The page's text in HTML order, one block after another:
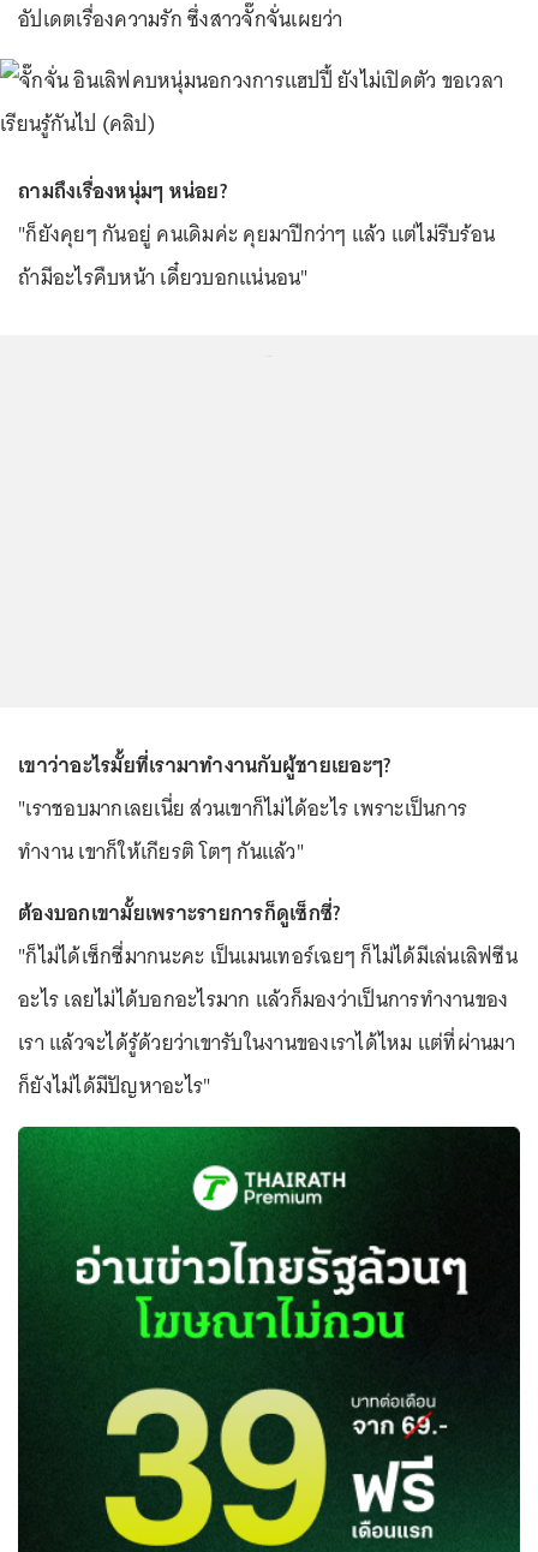
อัปเดตเรื่องความรัก ซึ่งสาวจั๊กจั่นเผยว่า
ถามถึงเรื่องหนุ่มๆ หน่อย?
"ก็ยังคุยๆ กันอยู่ คนเดิมค่ะ คุยมาปีกว่าๆ แล้ว แต่ไม่รีบร้อน
ถ้ามีอะไรคืบหน้า เดี๋ยวบอกแน่นอน"
เขาว่าอะไรมั้ยที่เรามาทำงานกับผู้ชายเยอะๆ?
"เราชอบมากเลยเนี่ย ส่วนเขาก็ไม่ได้อะไร เพราะเป็นการ
ทำงาน เขาก็ให้เกียรติ โตๆ กันแล้ว"
ต้องบอกเขามั้ยเพราะรายการก็ดูเซ็กซี่?
"ก็ไม่ได้เซ็กซี่มากนะคะ เป็นเมนเทอร์เฉยๆ ก็ไม่ได้มีเล่นเลิฟซีน
อะไร เลยไม่ได้บอกอะไรมาก แล้วก็มองว่าเป็นการทำงานของ
เรา แล้วจะได้รู้ด้วยว่าเขารับในงานของเราได้ไหม แต่ที่ผ่านมา
ก็ยังไม่ได้มีปัญหาอะไร"